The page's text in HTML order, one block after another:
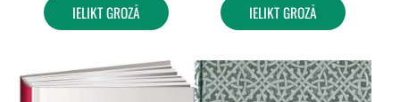
IELIKT GROZĀ IELIKT GROZĀ